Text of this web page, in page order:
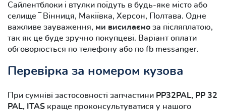
Сайлентблоки і втулки поїдуть в будь-яке місто або
селище ‾ Вінниця, Макіївка, Херсон, Полтава. Одне
важливе зауваження, ми висилаємо за післяплатою,
так як це буде зручно покупцеві. Варіант оплати
обговорюється по телефону або по fb messanger.
Перевірка за номером кузова
При сумніві застосовності запчастини PP32PAL, PP 32
PAL, ITAS краще проконсультуватися у нашого